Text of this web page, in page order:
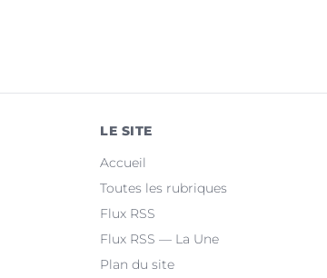
Saint-Paul-de-Jarrat
LE SITE
Accueil
Toutes les rubriques
Flux RSS
Flux RSS — La Une
Plan du site